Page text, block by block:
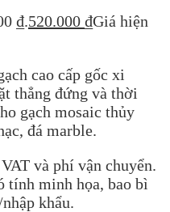
₫.520.000 ₫Giá hiện
cao cấp gốc xi
thẳng đứng và thời
gạch mosaic thủy
đá marble.
và phí vận chuyển.
tính minh họa, bao bì
khẩu.